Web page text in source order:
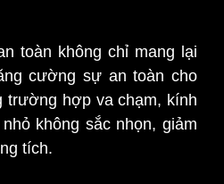
toàn không chỉ mang lại
cường sự an toàn cho
trường hợp va chạm, kính
không sắc nhọn, giảm
tích.